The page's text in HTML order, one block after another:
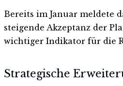
Bereits im Januar meldete
steigende Akzeptanz der
wichtiger Indikator für die
Strategische